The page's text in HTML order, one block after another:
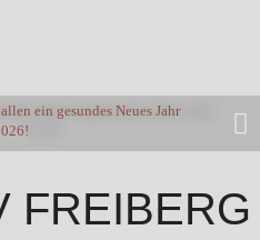
ein gesundes Neues Jahr
FREIBERG